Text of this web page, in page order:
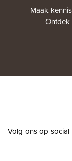
Maak
Ontdek
Volg ons op social